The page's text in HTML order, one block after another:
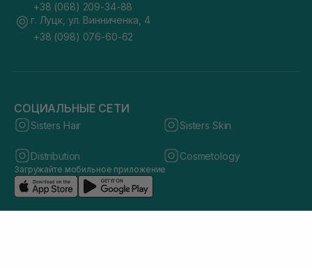
+38 (068) 209-34-88
г. Луцк, ул. Винниченка, 4
+38 (098) 076-60-62
СОЦИАЛЬНЫЕ СЕТИ
Sisters Hair Sisters Skin
Distribution Cosmetology
Загружайте мобильное приложение